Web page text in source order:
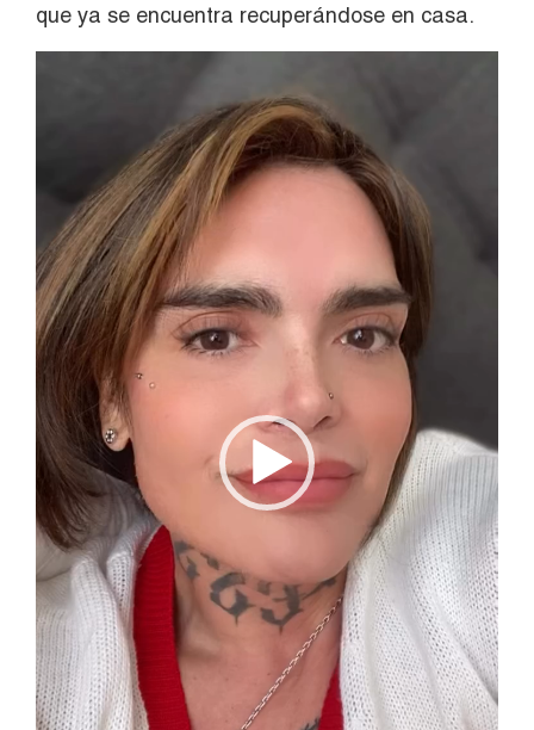
que ya se encuentra recuperándose en casa.